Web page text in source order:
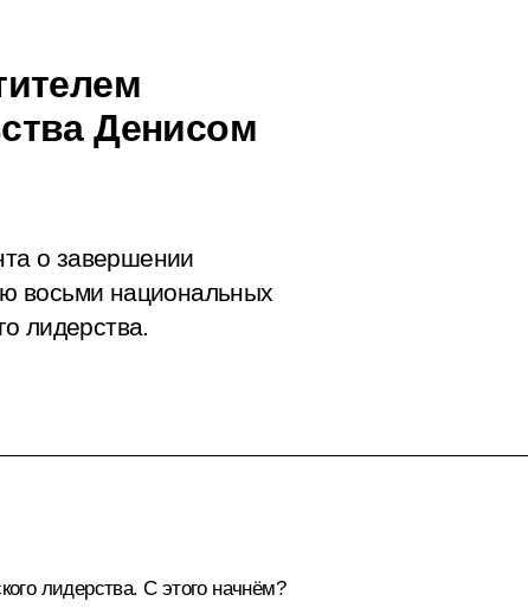
Денисом
о завершении
восьми национальных
лидерства.
лидерства. С этого начнём?